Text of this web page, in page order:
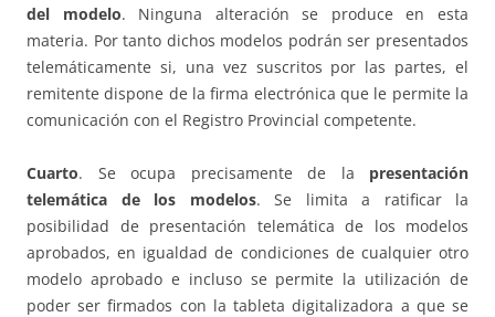
del modelo. Ninguna alteración se produce en esta
materia. Por tanto dichos modelos podrán ser presentados
telemáticamente si, una vez suscritos por las partes, el
remitente dispone de la firma electrónica que le permite la
comunicación con el Registro Provincial competente.
Cuarto. Se ocupa precisamente de la presentación
telemática de los modelos. Se limita a ratificar la
posibilidad de presentación telemática de los modelos
aprobados, en igualdad de condiciones de cualquier otro
modelo aprobado e incluso se permite la utilización de
poder ser firmados con la tableta digitalizadora a que se